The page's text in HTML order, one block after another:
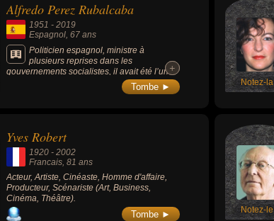
pour un assassinat crapuleux.
Alfredo Perez Rubalcaba
1951 - 2019
Espagnol, 67 ans
Politicien espagnol, ministre à
plusieurs reprises dans les
gouvernements socialistes, il avait été l’un
des principaux artisans de la fin du groupe
+
+
Tombe ► Notez-
Yves Robert
1920 - 2002
Francais, 81 ans
Acteur, Artiste, Cinéaste, Homme d'affaire,
Producteur, Scénariste (Art, Business,
Cinéma, Théâtre).
Tombe ► Notez-